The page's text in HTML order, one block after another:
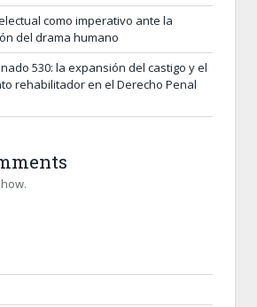
como imperativo ante la
del drama humano
530: la expansión del castigo y el
rehabilitador en el Derecho Penal